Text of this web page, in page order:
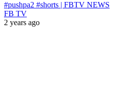
#pushpa2 #shorts | FBTV NEWS
FB TV
2 years ago